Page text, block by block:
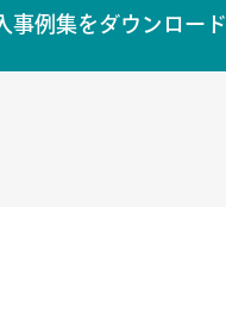
事例集をダウンロード